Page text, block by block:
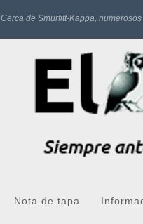
Cerca de Smurfitt-Kappa, numerosos
Nota de tapa